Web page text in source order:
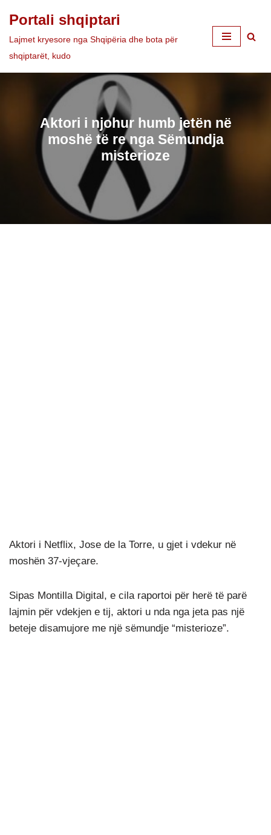
Skip
to
Portali shqiptari
Lajmet kryesore nga Shqipëria dhe bota për
shqiptarët, kudo
Aktori i njohur humb jetën në
moshë të re nga Sëmundja
misterioze
Aktori i Netflix, Jose de la Torre, u gjet i vdekur në
moshën 37-vjeçare.
Sipas Montilla Digital, e cila raportoi për herë të parë
lajmin për vdekjen e tij, aktori u nda nga jeta pas një
beteje disamujore me një sëmundje “misterioze”.